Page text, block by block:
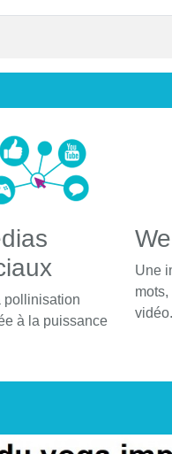
pollinisation
à la puissance
Une
vidéo.